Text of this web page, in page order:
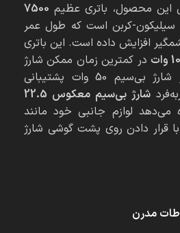
این محصول، باتری عظیم 7500
سیلیکون-کربن است که طول عمر
افزایش داده است. این باتری
وات در کمترین زمان ممکن شارژ
می‌شود و همچنین از شارژ بی‌سیم 50 وات پشتیبانی
شارژ بی‌سیم معکوس 22.5
می‌دهد لوازم جانبی خود مانند
قرار دادن روی پشت گوشی شارژ
مدرن